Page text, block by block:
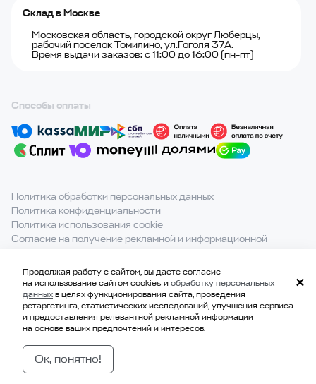
Склад в Москве
Московская область, городской округ Люберцы,
рабочий поселок Томилино, ул.Гоголя 37А.
Время выдачи заказов: с 11:00 до 16:00 (пн-пт)
Способы оплаты
Политика обработки персональных данных
Политика конфиденциальности
Политика использования cookie
Согласие на получение рекламной и информационной
При полном или частичном использовании материалов с
сайта ссылка на источник обязательна.
© 2021-2026, ООО «ВКВАДРАТЕ»
ИНН 7814707183
ОГРН 1177847328229
Продолжая работу с сайтом, вы даете согласие
на использование сайтом cookies иобработку персональных
данныхв целях функционирования сайта, проведения
ретаргетинга, статистических исследований, улучшения сервиса
и предоставления релевантной рекламной информации
на основе ваших предпочтений и интересов.
Ок, понятно!